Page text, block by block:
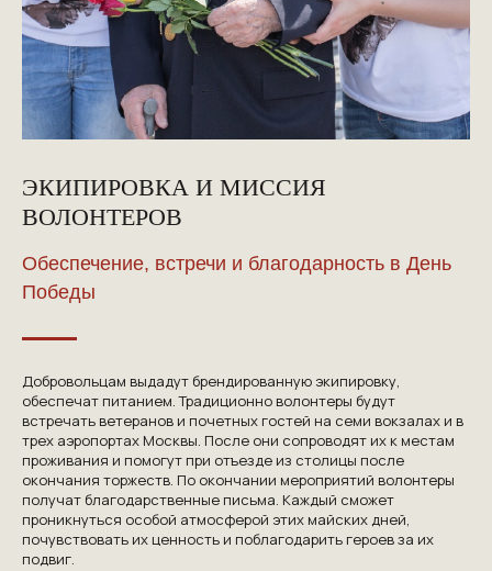
ЭКИПИРОВКА И МИССИЯ
ВОЛОНТЕРОВ
Обеспечение, встречи и благодарность в День
Победы
Добровольцам выдадут брендированную экипировку,
обеспечат питанием. Традиционно волонтеры будут
встречать ветеранов и почетных гостей на семи вокзалах и в
трех аэропортах Москвы. После они сопроводят их к местам
проживания и помогут при отъезде из столицы после
окончания торжеств. По окончании мероприятий волонтеры
получат благодарственные письма. Каждый сможет
проникнуться особой атмосферой этих майских дней,
почувствовать их ценность и поблагодарить героев за их
подвиг.
NGKMOSCOW@YANDEX.RU
+7 (925) 007-33-07